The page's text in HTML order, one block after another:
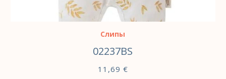
ВЫБЕРИТЕ ПАРАМЕТРЫ
Слипы
02237BS
11,69 €